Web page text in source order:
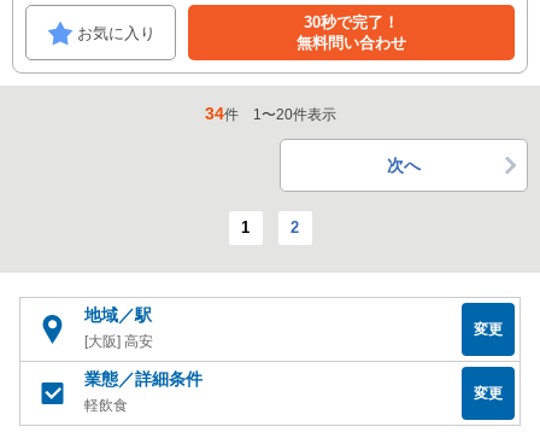
お気に入り
30秒で完了！
無料問い合わせ
34件 1〜20件表示
次へ
1 2
地域／駅
[大阪] 高安
変更
業態／詳細条件
軽飲食
変更